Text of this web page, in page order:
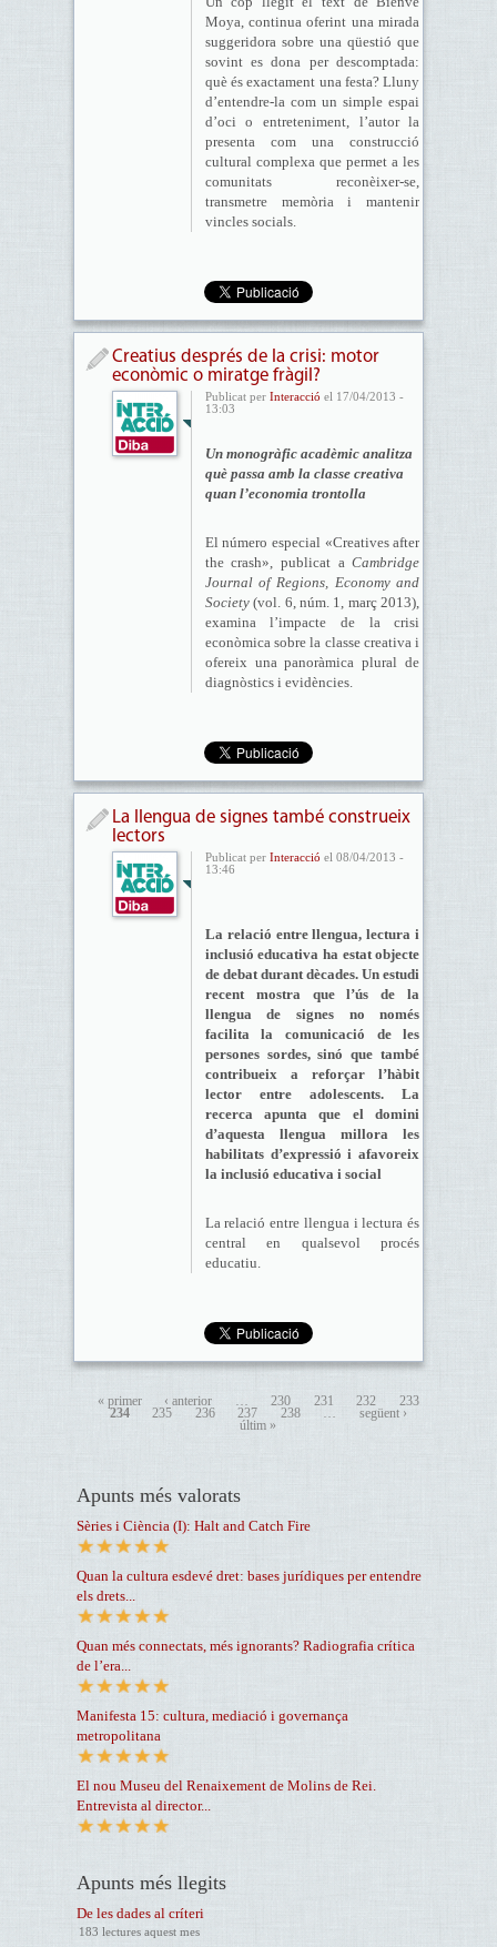
Moya, continua oferint una mirada
suggeridora sobre una qüestió que
sovint es dona per descomptada:
què és exactament una festa? Lluny
d’entendre-la com un simple espai
d’oci o entreteniment, l’autor la
presenta com una construcció
cultural complexa que permet a les
comunitats reconèixer-se,
transmetre memòria i mantenir
vincles socials.
Creatius després de la crisi: motor
econòmic o miratge fràgil?
Publicat per Interacció el 17/04/2013 -
13:03
Un monogràfic acadèmic analitza
què passa amb la classe creativa
quan l’economia trontolla
El número especial «Creatives after
the crash», publicat aCambridge
Journal of Regions, Economy and
Society(vol. 6, núm. 1, març 2013),
examina l’impacte de la crisi
econòmica sobre la classe creativa i
ofereix una panoràmica plural de
diagnòstics i evidències.
La llengua de signes també construeix
lectors
Publicat per Interacció el 08/04/2013 -
13:46
La relació entre llengua, lectura i
inclusió educativa ha estat objecte
de debat durant dècades. Un estudi
recent mostra que l’ús de la
llengua de signes no només
facilita la comunicació de les
persones sordes, sinó que també
contribueix a reforçar l’hàbit
lector entre adolescents. La
recerca apunta que el domini
d’aquesta llengua millora les
habilitats d’expressió i afavoreix
la inclusió educativa i social
La relació entre llengua i lectura és
central en qualsevol procés
educatiu.
« primer ‹ anterior … 230 231 232
233
234
235 236 237 238 …
següent ›
últim »
Apunts més valorats
Sèries i Ciència (I): Halt and Catch Fire
Quan la cultura esdevé dret: bases jurídiques per entendre
els drets...
Quan més connectats, més ignorants? Radiografia crítica
de l’era...
Manifesta 15: cultura, mediació i governança
metropolitana
El nou Museu del Renaixement de Molins de Rei.
Entrevista al director...
Apunts més llegits
De les dades al críteri
183 lectures aquest mes